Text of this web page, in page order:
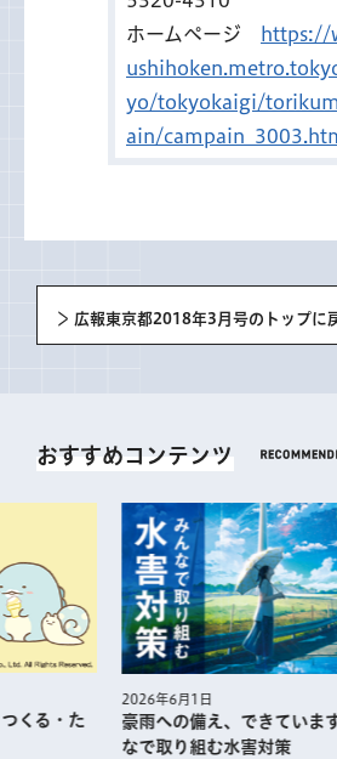
ホームページ
https://
yo/tokyokaigi/
ain/
広報東京都2018年3月号のトップに
おすすめコンテンツ
くる・た
2026年6月1日
豪雨への備え、できていま
なで取り組む水害対策